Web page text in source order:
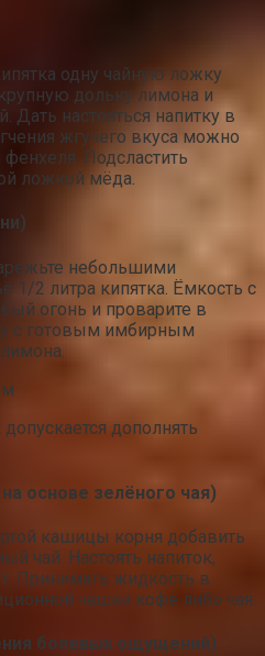
одну чайную ложку
дольку лимона и
настояться напитку в
жгучего вкуса можно
Подсластить
ложкой мёда.
небольшими
1/2 литра кипятка. Ёмкость с
огонь и проварите в
с готовым имбирным
дополнять
основе зелёного чая)
кашицы корня добавить
чай. Настоять напиток,
Принимать жидкость в
чашки кофе либо чая.
болевых ощущений)